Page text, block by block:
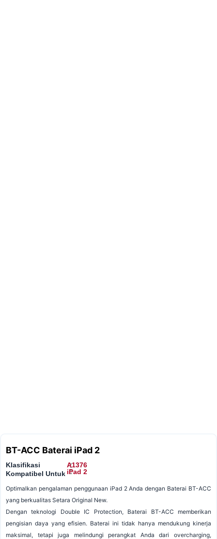
BT-ACC Baterai iPad 2
Klasifikasi
Kompatibel Untuk
:
:
A1376
iPad 2
Optimalkan pengalaman penggunaan iPad 2 Anda dengan Baterai BT-ACC
yang berkualitas Setara Original New.
Dengan teknologi Double IC Protection, Baterai BT-ACC memberikan
pengisian daya yang efisien. Baterai ini tidak hanya mendukung kinerja
maksimal, tetapi juga melindungi perangkat Anda dari overcharging,